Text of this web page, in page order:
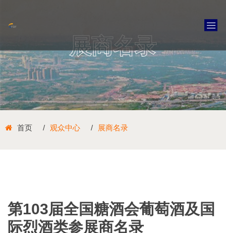
展商名录
首页 观众中心 展商名录
第103届全国糖酒会葡萄酒及国
际烈酒类参展商名录